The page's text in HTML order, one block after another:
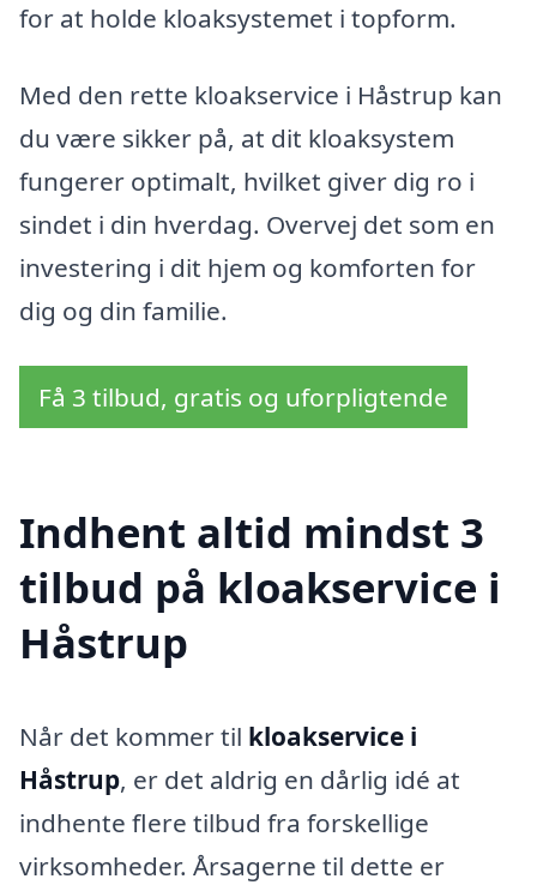
for at holde kloaksystemet i topform.
Med den rette kloakservice i Håstrup kan
du være sikker på, at dit kloaksystem
fungerer optimalt, hvilket giver dig ro i
sindet i din hverdag. Overvej det som en
investering i dit hjem og komforten for
dig og din familie.
Få 3 tilbud, gratis og uforpligtende
Indhent altid mindst 3
tilbud på kloakservice i
Håstrup
Når det kommer til kloakservice i
Håstrup, er det aldrig en dårlig idé at
indhente flere tilbud fra forskellige
virksomheder. Årsagerne til dette er